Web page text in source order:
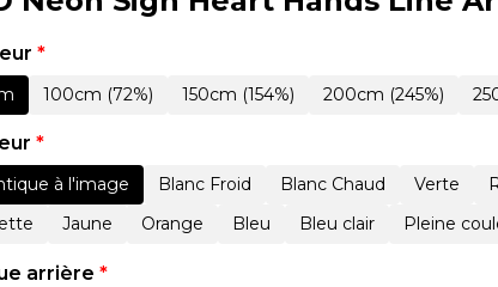
*
100cm (72%) 150cm (154%) 200cm (245%)
*
à l'image Blanc Froid Blanc Chaud Verte
Jaune Orange Bleu Bleu clair Pleine
arrière *